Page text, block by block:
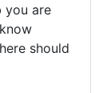
you are
should